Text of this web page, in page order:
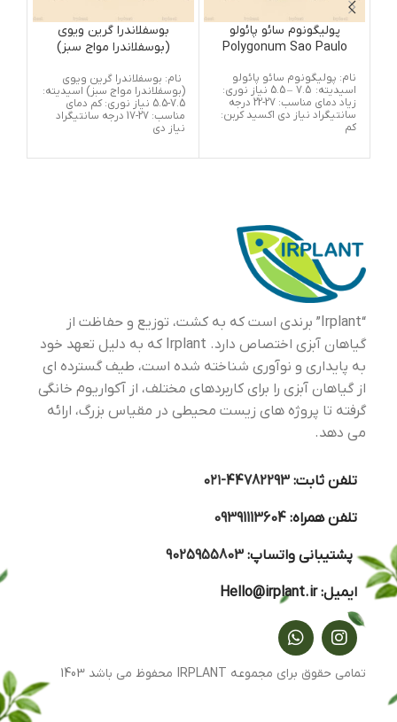
پولیگونوم سائو پائولو
Polygonum Sao Paulo
نام: پولیگونوم سائو پائولو
اسیدیته: 7.5 – 5.5 نیاز نوری:
زیاد دمای مناسب: 27-22 درجه
سانتیگراد نیاز دی اکسید کربن:
کم
بوسفلاندرا گرین ویوی
(بوسفلاندرا مواج سبز)
Wavy
نام: بوسفلاندرا گرین ویوی
(بوسفلاندرا مواج سبز) اسیدیته:
7.5-5.5 نیاز نوری: کم دمای
مناسب: 27-17 درجه سانتیگراد
نیاز دی
“Irplant” برندی است که به کشت، توزیع و حفاظت از
گیاهان آبزی اختصاص دارد. Irplant که به دلیل تعهد خود
به پایداری و نوآوری شناخته شده است، طیف گسترده ای
از گیاهان آبزی را برای کاربردهای مختلف، از آکواریوم خانگی
گرفته تا پروژه های زیست محیطی در مقیاس بزرگ، ارائه
می دهد.
تلفن ثابت:44782293-۰۲۱
تلفن همراه:09391113604
پشتیبانی واتساپ:9025955803
ایمیل:Hello@irplant.ir
تمامی حقوق برای مجموعه IRPLANT محفوظ می باشد 1403